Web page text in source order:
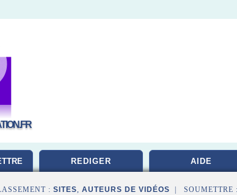
REDIGER AIDE
: SITES, AUTEURS DE VIDÉOS | SOUMETTRE :